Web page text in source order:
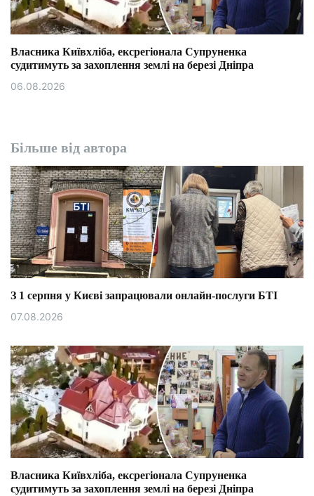
Власника Київхліба, ексрегіонала Супруненка
судитимуть за захоплення землі на березі Дніпра
06.08.2026
Більше від автора
З 1 серпня у Києві запрацювали онлайн-послуги БТІ
07.08.2026
Власника Київхліба, ексрегіонала Супруненка
судитимуть за захоплення землі на березі Дніпра